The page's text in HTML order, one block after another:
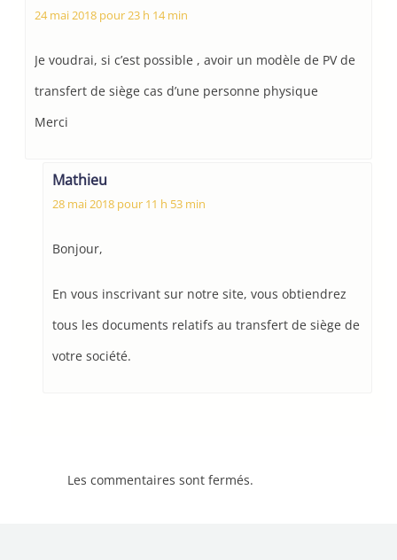
24 mai 2018 pour 23 h 14 min
Je voudrai, si c’est possible , avoir un modèle de PV de
transfert de siège cas d’une personne physique
Merci
Mathieu
28 mai 2018 pour 11 h 53 min
Bonjour,
En vous inscrivant sur notre site, vous obtiendrez
tous les documents relatifs au transfert de siège de
votre société.
Les commentaires sont fermés.